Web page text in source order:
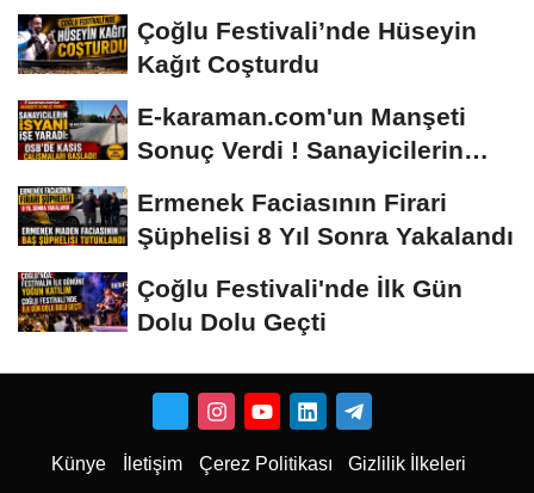
Çoğlu Festivali’nde Hüseyin
Kağıt Coşturdu
E-karaman.com'un Manşeti
Sonuç Verdi ! Sanayicilerin
Ermenek Faciasının Firari
Şüphelisi 8 Yıl Sonra Yakalandı
Çoğlu Festivali'nde İlk Gün
Dolu Dolu Geçti
Künye İletişim Çerez Politikası Gizlilik İlkeleri